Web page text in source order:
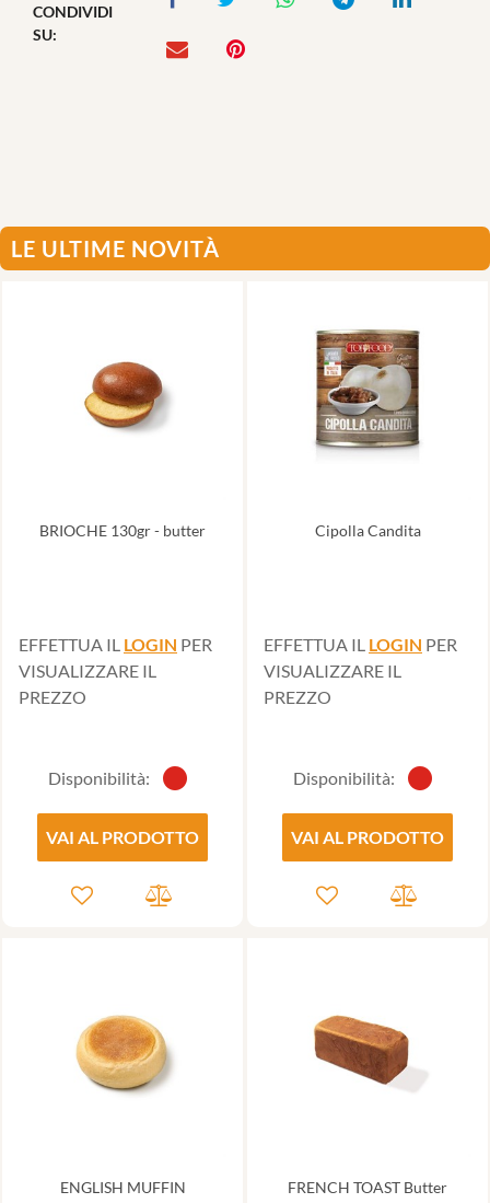
CONDIVIDI
SU:
LE ULTIME NOVITÀ
BRIOCHE 130gr - butter
EFFETTUA IL LOGIN PER
VISUALIZZARE IL
PREZZO
Disponibilità:
VAI AL PRODOTTO
Cipolla Candita
EFFETTUA IL LOGIN PER
VISUALIZZARE IL
PREZZO
Disponibilità:
VAI AL PRODOTTO
ENGLISH MUFFIN FRENCH TOAST Butter